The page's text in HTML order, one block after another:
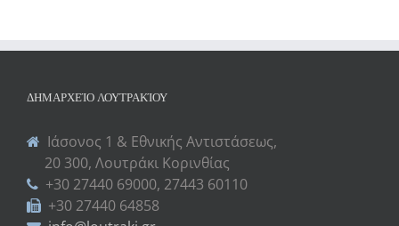
ΔΗΜΑΡΧΕΊΟ ΛΟΥΤΡΑΚΊΟΥ
Ιάσονος 1 & Εθνικής Αντιστάσεως,
20 300, Λουτράκι Κορινθίας
+30 27440 69000, 27443 60110
+30 27440 64858